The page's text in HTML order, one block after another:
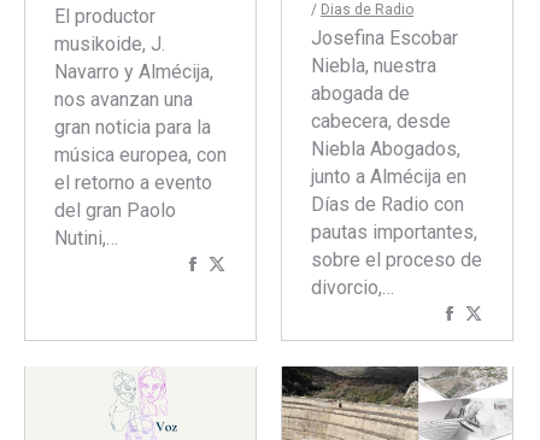
El productor
musikoide, J.
Navarro y Almécija,
nos avanzan una
gran noticia para la
música europea, con
el retorno a evento
del gran Paolo
Nutini,…
Compartir
/ Dias de Radio
Josefina Escobar
Niebla, nuestra
abogada de
cabecera, desde
Niebla Abogados,
junto a Almécija en
Días de Radio con
pautas importantes,
sobre el proceso de
divorcio,…
Compartir
concon